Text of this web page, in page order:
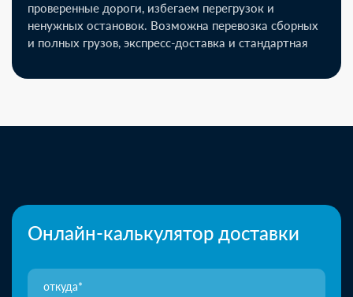
проверенные дороги, избегаем перегрузок и
ненужных остановок. Возможна перевозка сборных
и полных грузов, экспресс-доставка и стандартная
Онлайн-калькулятор доставки